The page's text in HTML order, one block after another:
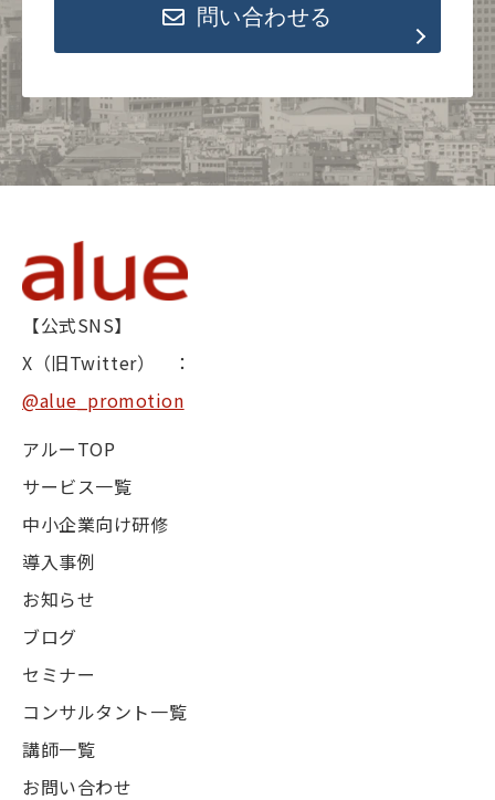
問い合わせる
【公式SNS】
X（旧Twitter） ：
@alue_promotion
アルーTOP
サービス一覧
中小企業向け研修
導入事例
お知らせ
ブログ
セミナー
コンサルタント一覧
講師一覧
お問い合わせ